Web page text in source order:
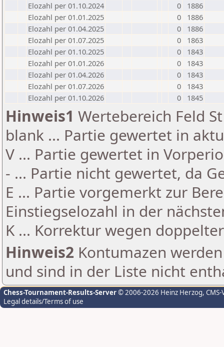
Elozahl per 01.10.2024
0
1886
Elozahl per 01.01.2025
0
1886
Elozahl per 01.04.2025
0
1886
Elozahl per 01.07.2025
0
1863
Elozahl per 01.10.2025
0
1843
Elozahl per 01.01.2026
0
1843
Elozahl per 01.04.2026
0
1843
Elozahl per 01.07.2026
0
1843
Elozahl per 01.10.2026
0 1845
Hinweis1 Wertebereich Feld
blank ... Partie gewertet in
V ... Partie gewertet in
- ... Partie nicht gewertet, da
E ... Partie vorgemerkt zur
Einstiegselozahl in der
K ... Korrektur wegen
Hinweis2 Kontumazen
und sind in der Liste nicht
Chess-Tournament-Results-Server© 2006-2026 Heinz Herzog,
Legal details/Terms of use